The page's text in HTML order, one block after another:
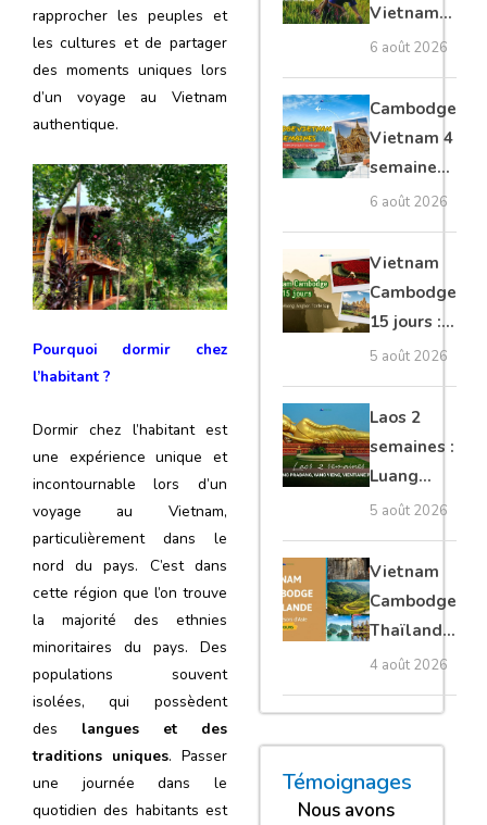
rapprocher les peuples et
les cultures et de partager
des moments uniques lors
d’un voyage au Vietnam
authentique.
Pourquoi dormir chez
l’habitant ?
Dormir chez l’habitant est
une expérience unique et
incontournable lors d’un
voyage au Vietnam,
particulièrement dans le
nord du pays. C’est dans
cette région que l’on trouve
la majorité des ethnies
minoritaires du pays. Des
populations souvent
isolées, qui possèdent
des langues et des
traditions uniques. Passer
une journée dans le
quotidien des habitants est
Vietnam
15 jours :
Ha Giang
loop en
moto, Ninh
Binh, Lan
6 août 2026
Cambodge
Vietnam 4
semaines :
Angkor,
Tonkin
secret &
Mékong
6 août 2026
Vietnam
Cambodge
15 jours :
Hanoi,
Mékong,
Angkor,
Tonlé Sap
5 août 2026
Laos 2
semaines :
Luang
Prabang,
Vang
Vieng,
Vientiane
privé
5 août 2026
Vietnam
Cambodge
Thaïlande
35 jours :
grands
trésors
d’Asie
4 août 2026
Témoignages
Nous avons
« Nous
« Nous sommes